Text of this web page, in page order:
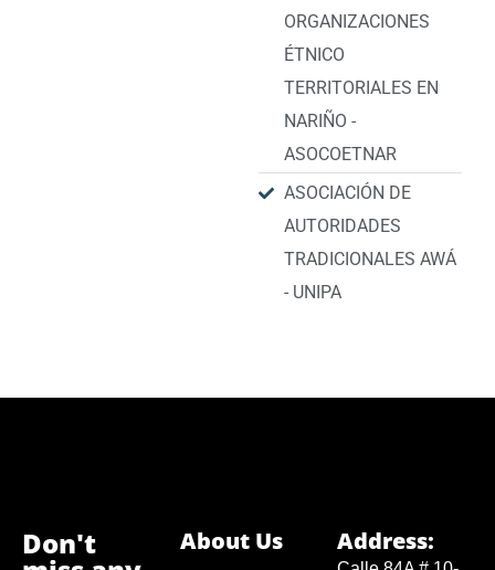
ORGANIZACIONES
ÉTNICO
TERRITORIALES EN
NARIÑO -
ASOCOETNAR
ASOCIACIÓN DE
AUTORIDADES
TRADICIONALES AWÁ
- UNIPA
Don't About Us Address: